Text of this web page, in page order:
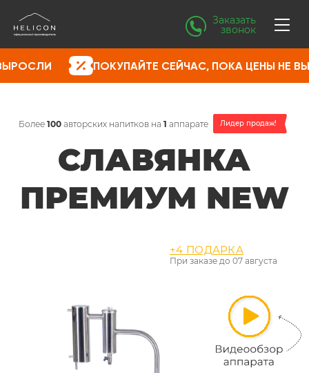
Заказать
звонок
ПОКУПАЙТЕ СЕЙЧАС, ПОКА ЦЕНЫ НЕ ВЫРОСЛИ
СЛАВЯНКА
ПРЕМИУМ NEW
Более 100авторских напитков на 1 аппарате Лидер продаж!
+4 ПОДАРКА
При заказе до07 августа